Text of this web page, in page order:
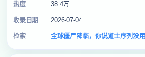
热度 38.4万
收录日期 2026-07-04
检索 全球僵尸降临，你说道士序列没用